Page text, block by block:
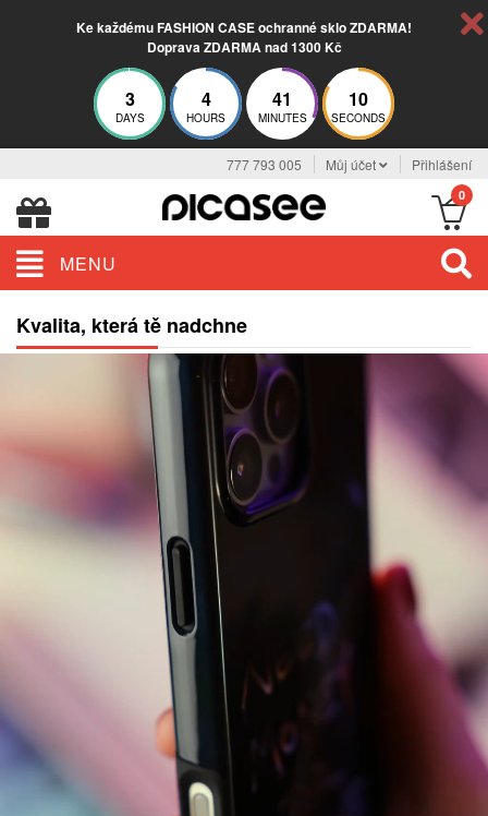
Ke každému FASHION CASE ochranné sklo ZDARMA!
Doprava ZDARMA nad 1300 Kč
3
DAYS
4
HOURS
41
MINUTES
9
SECONDS
777 793 005 Můj účet Přihlášení
0
MENU
Kvalita, která tě nadchne